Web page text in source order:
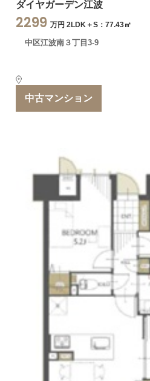
ダイヤガーデン江波
2299 万円 2LDK＋S：77.43㎡
中区江波南３丁目3-9
中古マンション